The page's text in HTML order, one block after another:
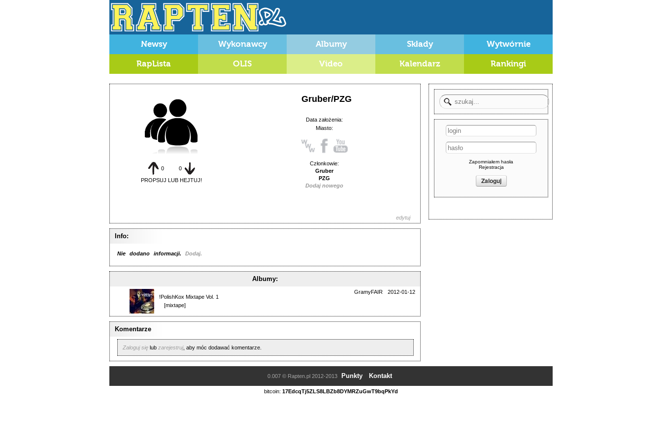
Newsy Wykonawcy Albumy Składy Wytwórnie
RapLista OLIS Video Kalendarz Rankingi
Zapomniałem hasła
Rejestracja
0
0
PROPSUJ LUB HEJTUJ!
Gruber/PZG
Data założenia:
Miasto:
Członkowie:
Gruber
PZG
Dodaj nowego
edytuj
Info:
Nie dodano informacji. Dodaj.
Albumy:
!PolishKox Mixtape Vol. 1
2012-01-12
GramyFAIR
[mixtape]
Komentarze
Zaloguj się lub zarejestruj, aby móc dodawać komentarze.
0.007 © Rapten.pl 2012-2013 Punkty Kontakt
bitcoin: 17EdcqTj5ZLS8LBZb8DYMRZuGwT9bqPkYd